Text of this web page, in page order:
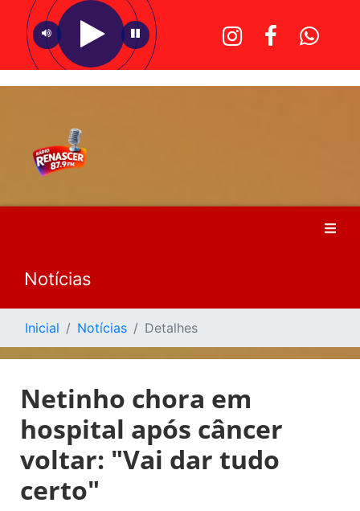
Notícias
Inicial Notícias Detalhes
Netinho chora em
hospital após câncer
voltar: "Vai dar tudo
certo"